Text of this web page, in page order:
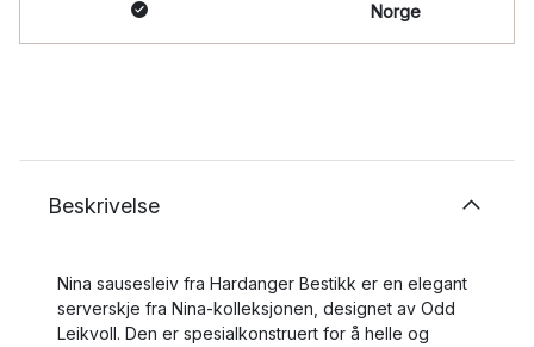
Norge
Beskrivelse
Nina sausesleiv fra Hardanger Bestikk er en elegant
serverskje fra Nina-kolleksjonen, designet av Odd
Leikvoll. Den er spesialkonstruert for å helle og